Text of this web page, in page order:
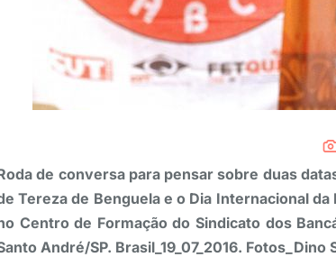
de conversa para pensar sobre duas
Tereza de Benguela e o Dia Internacional
Centro de Formação do Sindicato dos
André/SP. Brasil_19_07_2016. Fotos_Dino